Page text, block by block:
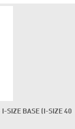
I-SIZE BASE (I-SIZE 40